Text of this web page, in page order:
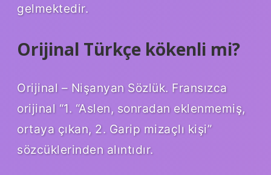
gelmektedir.
Orijinal Türkçe kökenli mi?
Orijinal – Nişanyan Sözlük. Fransızca
orijinal “1. “Aslen, sonradan eklenmemiş,
ortaya çıkan, 2. Garip mizaçlı kişi”
sözcüklerinden alıntıdır.